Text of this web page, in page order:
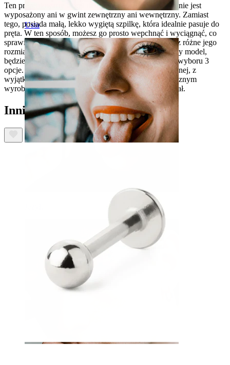
Usta
Ten prezentowany labret na zdjęciu w rzeczywistości nie jest
wyposażony ani w gwint zewnętrzny ani wewnętrzny. Zamiast
tego, posiada małą, lekko wygiętą szpilkę, która idealnie pasuje do
pręta. W ten sposób, możesz go prosto wepchnąć i wyciągnąć, co
sprawia że jest super praktyczny. Powyżej odnajdziesz różne jego
rozmiary i kolory. Pamiętaj, że jeśli zamówisz mniejszy model,
będzie on oczywiście bardziej dyskretny, bo masz do wyboru 3
opcje. Całość jest wykonana z solidnej stali chirurgicznej, z
wyjątkiem kamienia opalizującego, który jest syntetycznym
wyrobem, lecz przepięknie odzwierciedla jego oryginał.
Inni również kupili